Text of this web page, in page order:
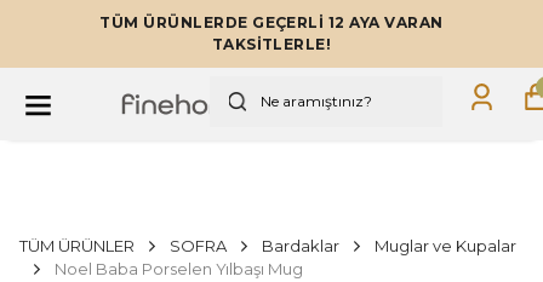
TÜM ÜRÜNLERDE GEÇERLİ 12 AYA VARAN
TAKSİTLERLE!
TÜM ÜRÜNLER SOFRA Bardaklar
Muglar ve Kupalar
Noel Baba Porselen Yılbaşı Mug